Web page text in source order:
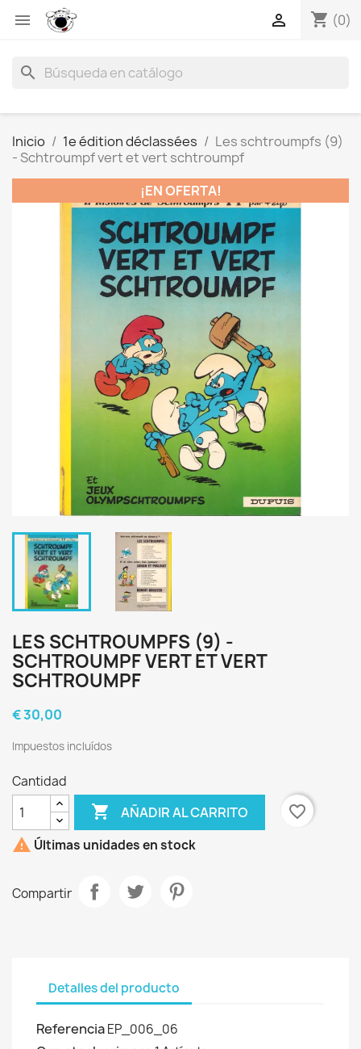
 shopping_cart (0)

search
Inicio 1e édition déclassées
Les schtroumpfs (9)
- Schtroumpf vert et vert schtroumpf
¡EN OFERTA!
LES SCHTROUMPFS (9) -
SCHTROUMPF VERT ET VERT
SCHTROUMPF
€ 30,00
Impuestos incluídos
Cantidad
 AÑADIR AL CARRITO
favorite_border
 Últimas unidades en stock
Compartir
Detalles del producto
ReferenciaEP_006_06